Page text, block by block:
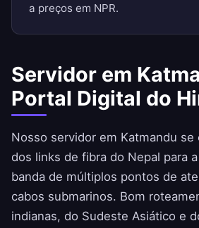
a preços em NPR.
Servidor em
Portal Digital do
Nosso servidor em Katmandu se
dos links de fibra do Nepal para
banda de múltiplos pontos de
cabos submarinos. Bom
indianas, do Sudeste Asiático e